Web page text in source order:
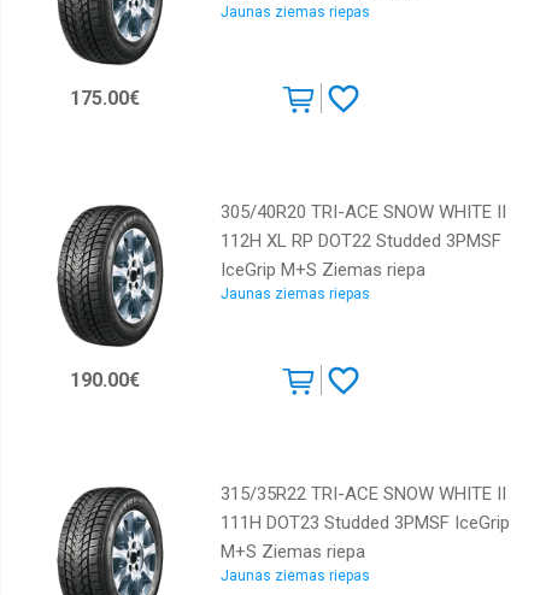
Sailun
Sava
Starmaxx
Toyo
Tracmax
Tri-
ace
Yokohama
Jaunas ziemas riepas
175.00€
305/40R20 TRI-ACE SNOW WHITE II
112H XL RP DOT22 Studded 3PMSF
IceGrip M+S Ziemas riepa
Jaunas ziemas riepas
190.00€
315/35R22 TRI-ACE SNOW WHITE II
111H DOT23 Studded 3PMSF IceGrip
M+S Ziemas riepa
Jaunas ziemas riepas